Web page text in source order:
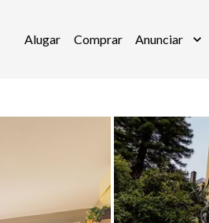
Alugar Comprar Anunciar